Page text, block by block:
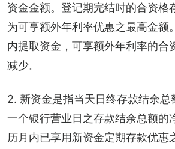
资金金额。登记期完结时的合资格
为可享额外年利率优惠之最高金额
内提取资金，可享额外年利率的合
减少。
2. 新资金是指当天日终存款结余
一个银行营业日之存款结余总额的
历月内已享用新资金定期存款优惠